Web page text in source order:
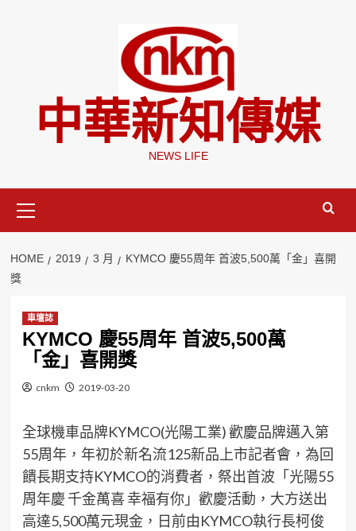
中華新知傳媒
NEWS LIFE
Menu
HOME 2019 3 月
KYMCO 慶55周年 首波5,500萬「金」喜開
獎
車壇誌
KYMCO 慶55周年 首波5,500萬
「金」喜開獎
cnkm 2019-03-20
全球機車品牌KYMCO(光陽工業) 歡慶品牌邁入第
55周年，年初於新名流125新品上市記者會，為回
饋長期支持KYMCO的消費者，祭出首波「光陽55
周年慶 千金萬喜 幸福有你」歡慶活動，大方送出
高達5,500萬元現金，日前由KYMCO執行長柯俊